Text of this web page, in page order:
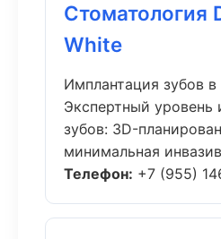
Стоматология
White
Имплантация зубов
Экспертный уровень
зубов: 3D-
минимальная
Телефон: +7 (955)